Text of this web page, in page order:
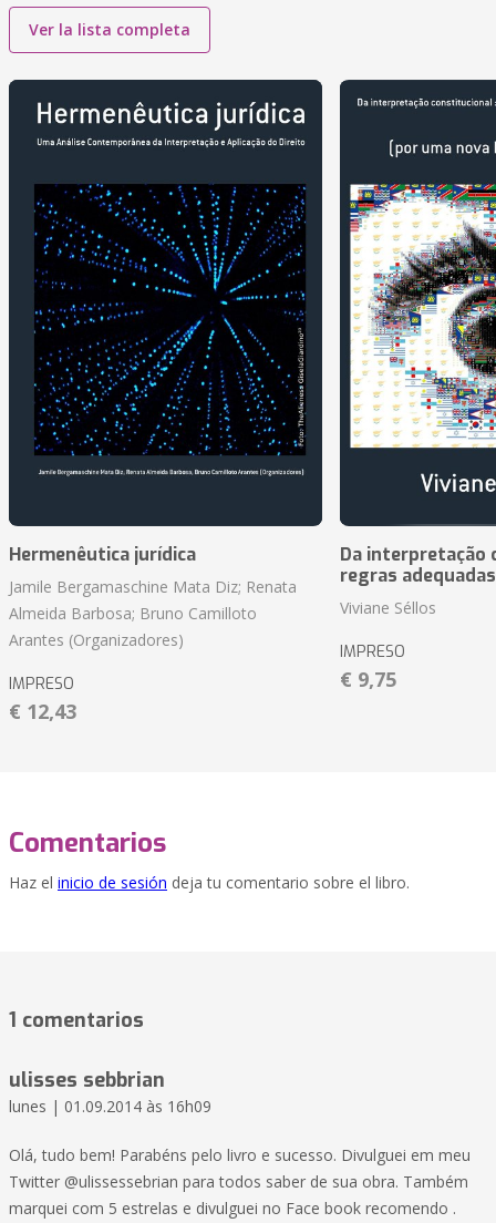
Ver la lista completa
Hermenêutica jurídica
Jamile Bergamaschine Mata Diz; Renata
Almeida Barbosa; Bruno Camilloto
Arantes (Organizadores)
IMPRESO
€ 12,43
Da interpretação
regras
Viviane Séllos
IMPRESO
€ 9,75
Comentarios
Haz el inicio de sesión deja tu comentario sobre el libro.
1 comentarios
ulisses sebbrian
lunes | 01.09.2014 às 16h09
Olá, tudo bem! Parabéns pelo livro e sucesso. Divulguei em meu
Twitter @ulissessebrian para todos saber de sua obra. Também
marquei com 5 estrelas e divulguei no Face book recomendo .